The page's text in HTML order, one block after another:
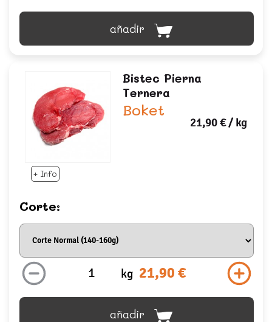
añadir
+ Info
Bistec Pierna
Ternera
Boket
21,90 €/ kg
Corte:
kg 21,90 €
añadir